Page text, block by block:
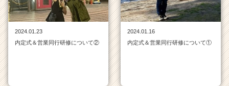
2024.01.23
内定式＆営業同行研修について②
2024.01.16
内定式＆営業同行研修について①